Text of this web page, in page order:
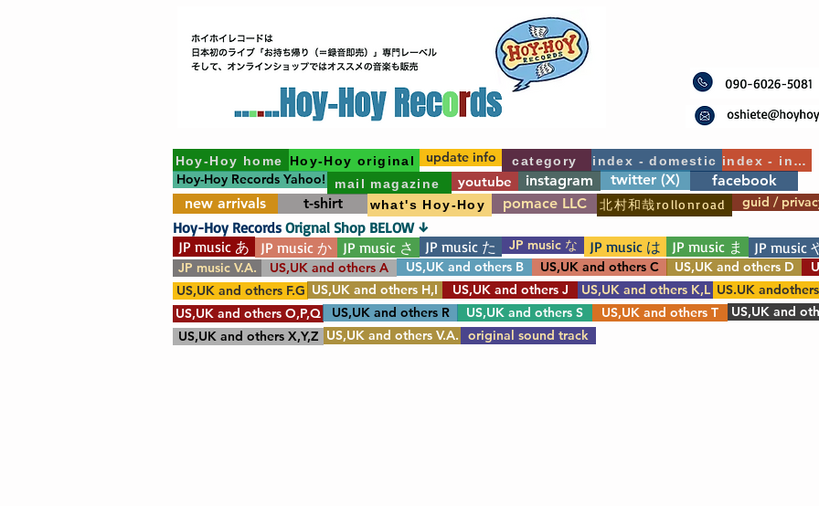
Hoy-Hoy home Hoy-Hoy original category index - domestic index - int'l
guid /
Hoy-Hoy Records Yahoo! mail magazine youtube twitter (X)
instagram
new arrivals
t-shirt what's Hoy-Hoy pomace LLC 北村和哉rollonroad
facebook
update info
JP music あ JP music か JP music さ JP music た JP music な JP music は JP music ま JP music
JP music V.A.
US,UK and others A US,UK and others B US,UK and others C US,UK and others D
US,UK and others F.G US,UK and others H,I US,UK and others J US,UK and others K,L
US,UK and others O,P,Q
US,UK and others S
US,UK and others R US,UK and others T
US,UK and
US,UK and others X,Y,Z US,UK and others V.A. original sound track
Hoy-Hoy Records Orignal Shop BELOW ↓
US.UK